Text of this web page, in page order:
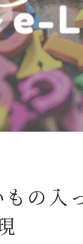
もの